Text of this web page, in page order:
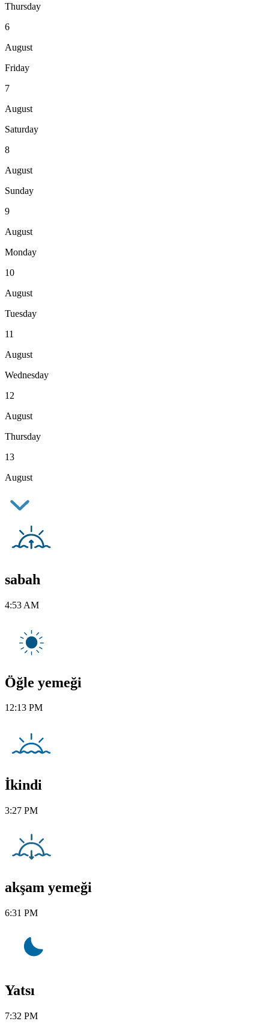
Thursday
6
August
Friday
7
August
Saturday
8
August
Sunday
9
August
Monday
10
August
Tuesday
11
August
Wednesday
12
August
Thursday
13
August
sabah
4:53 AM
Öğle yemeği
12:13 PM
İkindi
3:27 PM
akşam yemeği
6:31 PM
Yatsı
7:32 PM